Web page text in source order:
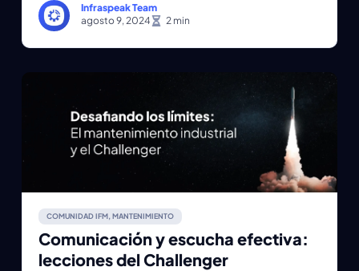
Infraspeak Team
agosto 9, 2024
COMUNIDAD IFM,MANTENIMIENTO
Comunicación y escucha efectiva:
lecciones del Challenger